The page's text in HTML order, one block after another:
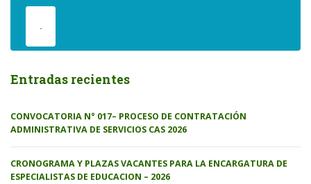
.
Entradas recientes
CONVOCATORIA N° 017– PROCESO DE CONTRATACIÓN
ADMINISTRATIVA DE SERVICIOS CAS 2026
CRONOGRAMA Y PLAZAS VACANTES PARA LA ENCARGATURA DE
ESPECIALISTAS DE EDUCACION – 2026